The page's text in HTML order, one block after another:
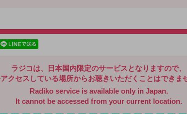
ラジコは、日本国内限定のサービスとなりますので、
クセスしている場所からお聴きいただくことはできま
Radiko service is available only in Japan.
It cannot be accessed from your current location.